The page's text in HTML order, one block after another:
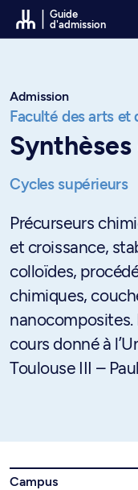
Passer au contenu
Guide
d'admission
Admission
Faculté des arts et
Cycles supérieurs
Précurseurs
et croissance,
colloïdes,
chimiques,
nanocomposites.
cours donné à
Toulouse III –
Campus